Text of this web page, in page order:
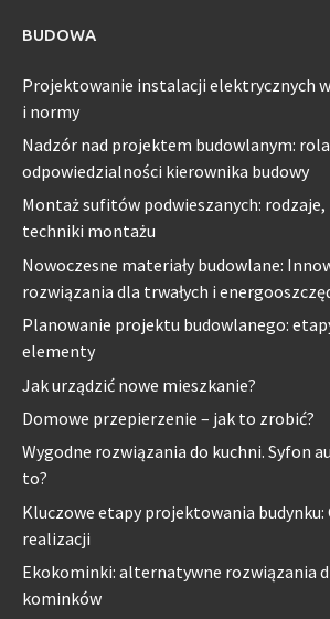
BUDOWA
Projektowanie instalacji elektrycznych w
i normy
Nadzór nad projektem budowlanym:
odpowiedzialności kierownika budowy
Montaż sufitów podwieszanych: rodzaje,
techniki montażu
Nowoczesne materiały budowlane:
rozwiązania dla trwałych i
Planowanie projektu budowlanego:
elementy
Jak urządzić nowe mieszkanie?
Domowe przepierzenie – jak to zrobić?
Wygodne rozwiązania do kuchni. Syfon
to?
Kluczowe etapy projektowania budynku:
realizacji
Ekokominki: alternatywne rozwiązania
kominków